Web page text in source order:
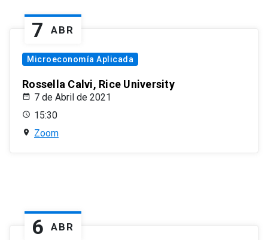
7 ABR
Microeconomía Aplicada
Rossella Calvi, Rice University
7 de Abril de 2021
15:30
Zoom
6 ABR